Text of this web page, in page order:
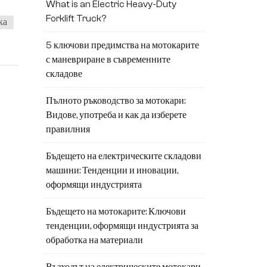
What is an Electric Heavy-Duty
Forklift Truck?
5 ключови предимства на мотокарите
с маневриране в съвременните
складове
Пълното ръководство за мотокари:
Видове, употреба и как да изберете
правилния
Бъдещето на електрическите складови
машини: Тенденции и иновации,
оформящи индустрията
Бъдещето на мотокарите: Ключови
тенденции, оформящи индустрията за
обработка на материали